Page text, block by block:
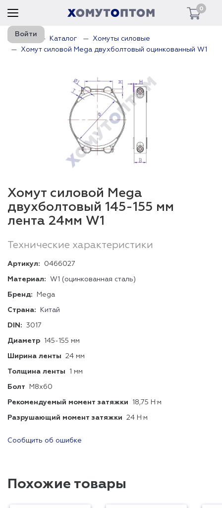
0
Войти
Главная Каталог
Хомуты силовые
Хомут силовой Mega двухболтовый оцинкованный W1
Хомут силовой Mega
двухболтовый 145-155 мм
лента 24мм W1
Технические характеристики
Артикул: 0466027
Материал: W1 (оцинкованная сталь)
Бренд: Mega
Страна: Китай
DIN: 3017
Диаметр 145-155 мм
Ширина ленты 24 мм
Толщина ленты 1 мм
Болт М8х60
Рекомендуемый момент затяжки 18,75 Н·м
Разрушающий момент затяжки 24 Н·м
Сообщить об ошибке
Похожие товары